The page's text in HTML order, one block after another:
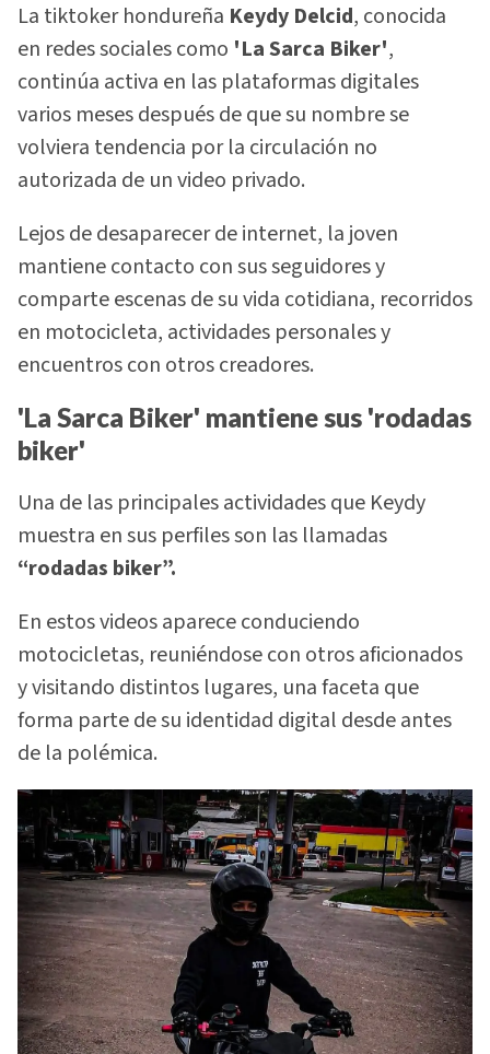
La tiktoker hondureña Keydy Delcid, conocida
en redes sociales como 'La Sarca Biker',
continúa activa en las plataformas digitales
varios meses después de que su nombre se
volviera tendencia por la circulación no
autorizada de un video privado.
Lejos de desaparecer de internet, la joven
mantiene contacto con sus seguidores y
comparte escenas de su vida cotidiana, recorridos
en motocicleta, actividades personales y
encuentros con otros creadores.
'La Sarca Biker' mantiene sus 'rodadas
biker'
Una de las principales actividades que Keydy
muestra en sus perfiles son las llamadas
“rodadas biker”.
En estos videos aparece conduciendo
motocicletas, reuniéndose con otros aficionados
y visitando distintos lugares, una faceta que
forma parte de su identidad digital desde antes
de la polémica.